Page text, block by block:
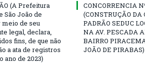
(A Prefeitura
São João de
meio de seu
legal, declara,
fins, de que não
a ata de registros
ano de 2023)
CONCORRENCIA
(CONSTRUÇÃO DA
PADRÃO SEDUC
NA AV. PESCADA
BAIRRO
JOÃO DE PIRABAS)